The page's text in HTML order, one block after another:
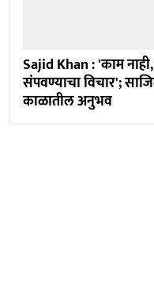
Sajid Khan : 'काम
संपवण्याचा विचार';
काळातील अनुभव